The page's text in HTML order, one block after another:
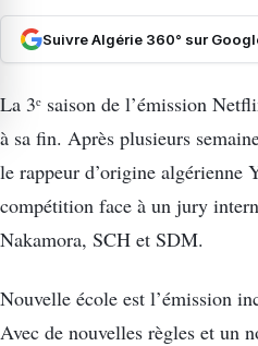
Suivre Algérie 360° sur
La 3ᵉ saison de l’émission
à sa fin. Après plusieurs
le rappeur d’origine algérienne
compétition face à un jury
Nakamora, SCH et SDM.
Nouvelle école est l’émission
Avec de nouvelles règles et un